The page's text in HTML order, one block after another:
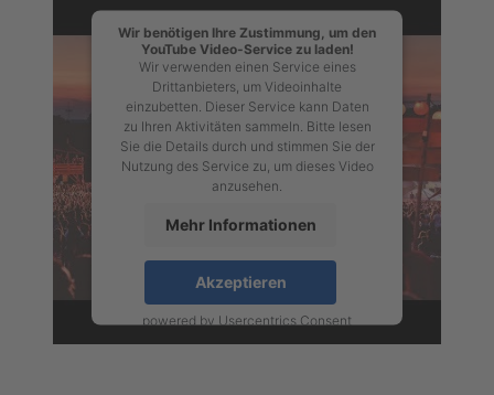
Wir benötigen Ihre Zustimmung, um den
YouTube Video-Service zu laden!
Wir verwenden einen Service eines
Drittanbieters, um Videoinhalte
einzubetten. Dieser Service kann Daten
zu Ihren Aktivitäten sammeln. Bitte lesen
Sie die Details durch und stimmen Sie der
Nutzung des Service zu, um dieses Video
anzusehen.
Mehr Informationen
Akzeptieren
powered by Usercentrics Consent